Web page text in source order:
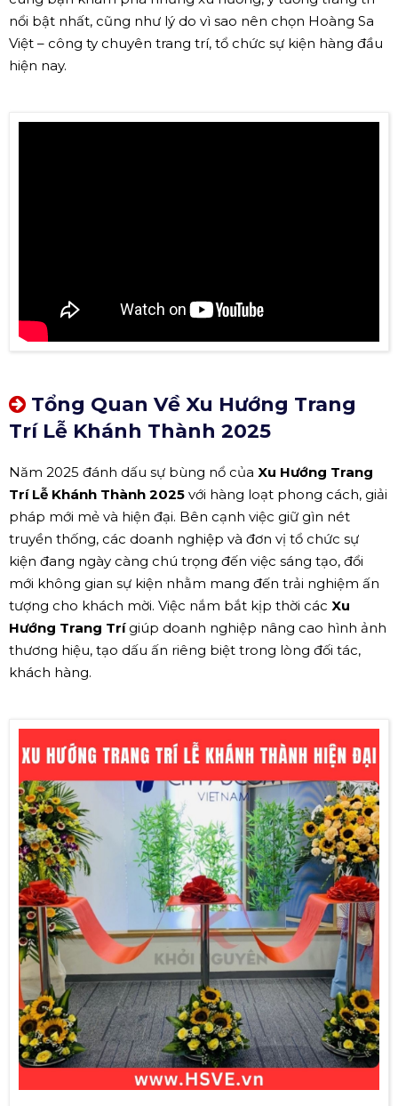
nổi bật nhất, cũng như lý do vì sao nên chọn Hoàng Sa
Việt – công ty chuyên trang trí, tổ chức sự kiện hàng đầu
hiện nay.
Tổng Quan Về Xu Hướng Trang
Trí Lễ Khánh Thành 2025
Năm 2025 đánh dấu sự bùng nổ của Xu Hướng Trang
Trí Lễ Khánh Thành 2025 với hàng loạt phong cách, giải
pháp mới mẻ và hiện đại. Bên cạnh việc giữ gìn nét
truyền thống, các doanh nghiệp và đơn vị tổ chức sự
kiện đang ngày càng chú trọng đến việc sáng tạo, đổi
mới không gian sự kiện nhằm mang đến trải nghiệm ấn
tượng cho khách mời. Việc nắm bắt kịp thời các Xu
Hướng Trang Trígiúp doanh nghiệp nâng cao hình ảnh
thương hiệu, tạo dấu ấn riêng biệt trong lòng đối tác,
khách hàng.